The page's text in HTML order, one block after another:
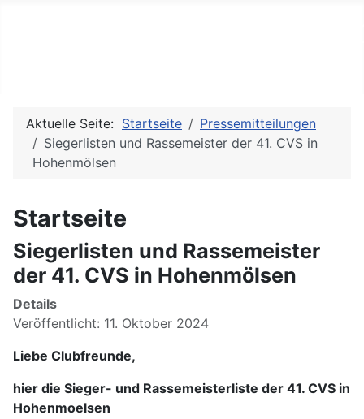
Aktuelle Seite: Startseite
Pressemitteilungen
Siegerlisten und Rassemeister der 41. CVS in
Hohenmölsen
Startseite
Siegerlisten und Rassemeister
der 41. CVS in Hohenmölsen
Details
Veröffentlicht: 11. Oktober 2024
Liebe Clubfreunde,
hier die Sieger- und Rassemeisterliste der 41. CVS in
Hohenmoelsen